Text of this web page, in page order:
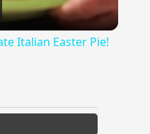
Italian Easter Pie!